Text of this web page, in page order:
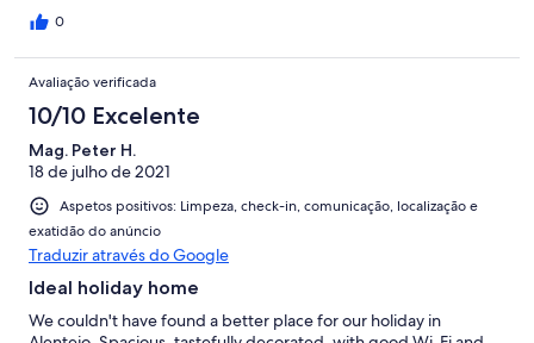
0
Avaliação verificada
10/10 Excelente
Mag. Peter H.
18 de julho de 2021
Aspetos positivos: Limpeza, check-in, comunicação, localização e
exatidão do anúncio
Traduzir através do Google
Ideal holiday home
We couldn't have found a better place for our holiday in